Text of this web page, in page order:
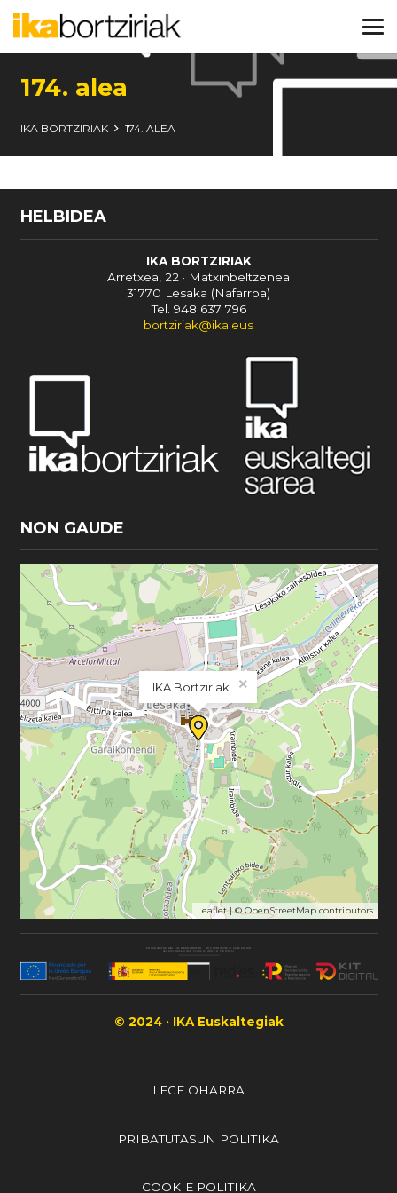
174. alea
IKA BORTZIRIAK 174. ALEA
HELBIDEA
IKA BORTZIRIAK
Arretxea, 22 · Matxinbeltzenea
31770 Lesaka (Nafarroa)
Tel. 948 637 796
bortziriak@ika.eus
NON GAUDE
IKA Bortziriak ×
Leaflet| © OpenStreetMapcontributors
© 2024 · IKA Euskaltegiak
LEGE OHARRA
PRIBATUTASUN POLITIKA
COOKIE POLITIKA